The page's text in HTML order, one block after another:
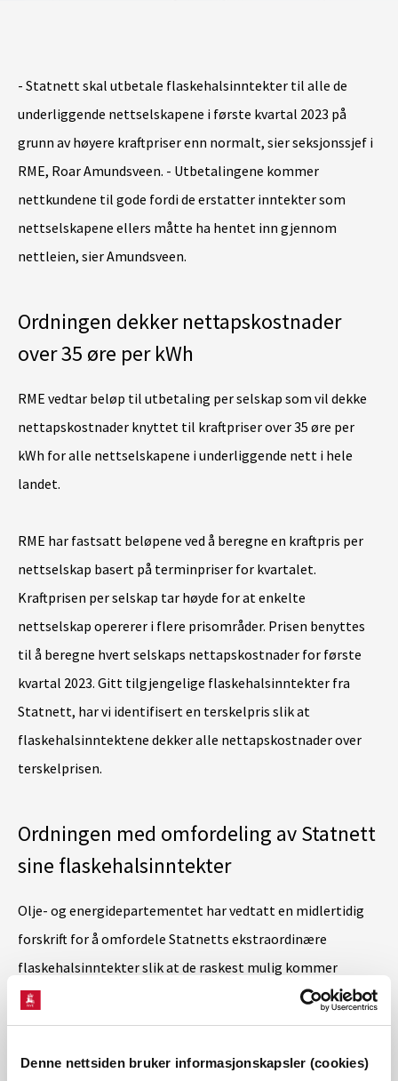
Denne nettsiden bruker informasjonskapsler (cookies)
- Statnett skal utbetale flaskehalsinntekter til alle de
underliggende nettselskapene i første kvartal 2023 på
grunn av høyere kraftpriser enn normalt, sier seksjonssjef i
RME, Roar Amundsveen. - Utbetalingene kommer
nettkundene til gode fordi de erstatter inntekter som
nettselskapene ellers måtte ha hentet inn gjennom
nettleien, sier Amundsveen.
Ordningen dekker nettapskostnader
over 35 øre per kWh
RME vedtar beløp til utbetaling per selskap som vil dekke
nettapskostnader knyttet til kraftpriser over 35 øre per
kWh for alle nettselskapene i underliggende nett i hele
landet.
RME har fastsatt beløpene ved å beregne en kraftpris per
nettselskap basert på terminpriser for kvartalet.
Kraftprisen per selskap tar høyde for at enkelte
nettselskap opererer i flere prisområder. Prisen benyttes
til å beregne hvert selskaps nettapskostnader for første
kvartal 2023. Gitt tilgjengelige flaskehalsinntekter fra
Statnett, har vi identifisert en terskelpris slik at
flaskehalsinntektene dekker alle nettapskostnader over
terskelprisen.
Ordningen med omfordeling av Statnett
sine flaskehalsinntekter
Olje- og energidepartementet har vedtatt en midlertidig
forskrift for å omfordele Statnetts ekstraordinære
flaskehalsinntekter slik at de raskest mulig kommer
nettkundene til gode. Ordningen skal bidra til at
nettkunder i områder med høye kraftpriser ikke opplever